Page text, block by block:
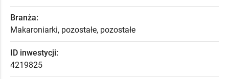
Branża:
Makaroniarki, pozostałe, pozostałe
ID inwestycji:
4219825